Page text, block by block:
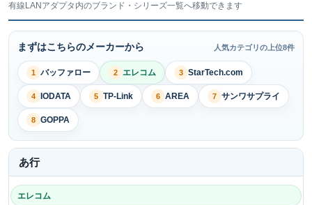
有線LANアダプタ内のブランド・シリーズ一覧へ移動できます
まずはこちらのメーカーから 人気カテゴリの上位8件
1 バッファロー 2 エレコム 3 StarTech.com
4 IODATA 5 TP-Link 6 AREA 7 サンワサプライ
8 GOPPA
あ行
エレコム